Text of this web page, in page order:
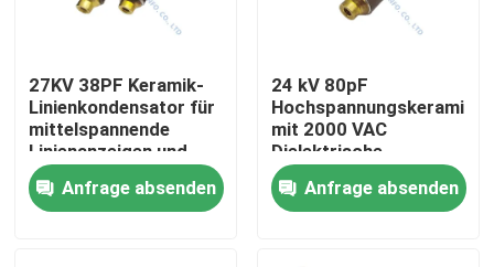
Haus
Produkte
27KV 38PF Keramik-
Linienkondensator für
mittelspannende
Linienanzeigen und
Kapazitätsspannungsabteilungen
Anfrage absenden
24 kV 80pF
mit 2000 VAC
Dielektrische
Festigkeit für Live-
Line-Indikatoren
Anfrage absenden